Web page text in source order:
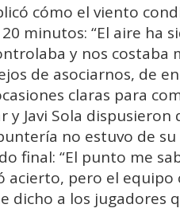
cómo el viento
minutos: “El aire ha
y nos costaba
de asociarnos, de
claras para
Javi Sola dispusieron
no estuvo de su
final: “El punto me
acierto, pero el
dicho a los jugadores